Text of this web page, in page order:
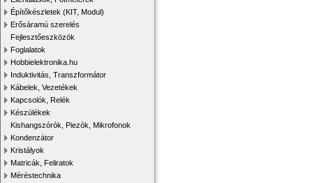
Építőkészletek (KIT, Modul)
Erősáramú szerelés
Fejlesztőeszközök
Foglalatok
Hobbielektronika.hu
Induktivitás, Transzformátor
Kábelek, Vezetékek
Kapcsolók, Relék
Készülékek
Kishangszórók, Piezók, Mikrofonok
Kondenzátor
Kristályok
Matricák, Feliratok
Méréstechnika